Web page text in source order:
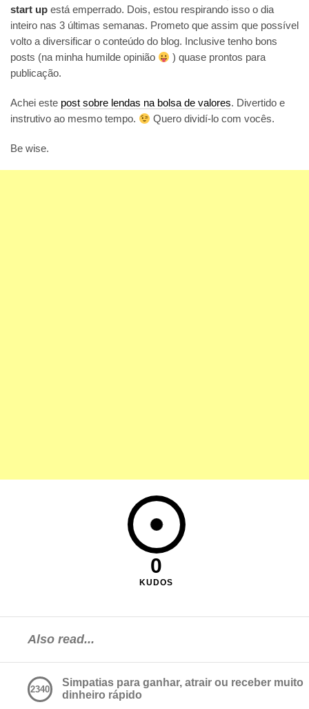
start up está emperrado. Dois, estou respirando isso o dia
inteiro nas 3 últimas semanas. Prometo que assim que possível
volto a diversificar o conteúdo do blog. Inclusive tenho bons
posts (na minha humilde opinião
) quase prontos para
publicação.
Achei este post sobre lendas na bolsa de valores. Divertido e
instrutivo ao mesmo tempo.
Quero dividí-lo com vocês.
Be wise.
0
KUDOS
Also read...
Simpatias para ganhar, atrair ou receber muito
dinheiro rápido
2340